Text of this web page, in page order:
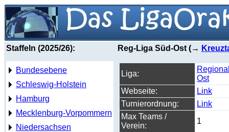
Staffeln (2025/26):
Bundesebene
Schleswig-Holstein
Hamburg
Mecklenburg-Vorpommern
Niedersachsen
Reg-Liga Süd-Ost (→
Liga:
Ost
Webseite:
Link
Turnierordnung:
Link
Max Teams /
Verein:
1